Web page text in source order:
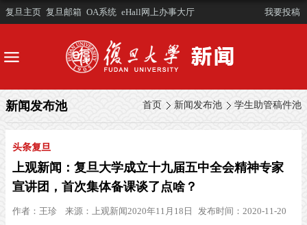
复旦主页 复旦邮箱 OA系统 eHall网上办事大厅 我要投稿
首页 新闻发布池 学生助管稿件池
新闻发布池
头条复旦
上观新闻：复旦大学成立十九届五中全会精神专家
宣讲团，首次集体备课谈了点啥？
作者： 王珍 来源： 上观新闻2020年11月18日 发布时间：2020-11-20